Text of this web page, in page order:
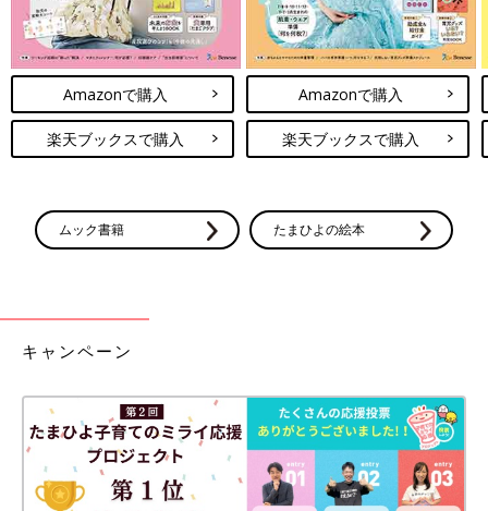
Amazonで購入
楽天ブックスで購入
Amazonで購入
楽天ブックスで購入
ムック書籍 たまひよの絵本
キャンペーン